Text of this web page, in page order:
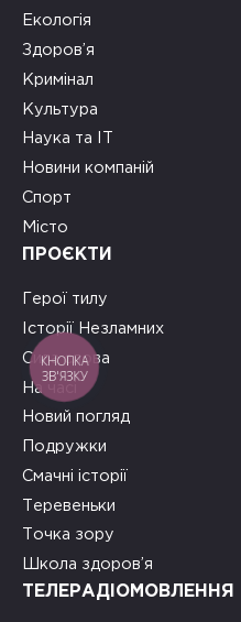
Екологія
Здоров’я
Кримінал
Культура
Наука та ІТ
Новини компаній
Спорт
Місто
ПРОЄКТИ
Герої тилу
Історії Незламних
Сила слова
На часі
Новий погляд
Подружки
Смачні історії
Теревеньки
Точка зору
Школа здоров’я
ТЕЛЕРАДІОМОВЛЕННЯ
КНОПКА
ЗВ'ЯЗКУ